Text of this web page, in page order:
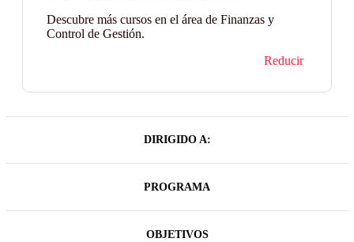
Descubre más cursos en el área de Finanzas y
Control de Gestión.
Reducir
DIRIGIDO A:
PROGRAMA
OBJETIVOS